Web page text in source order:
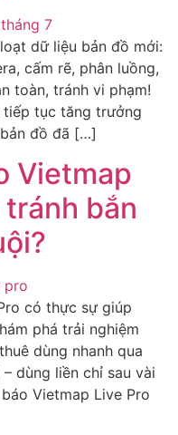
dữ liệu bản đồ mới:
cấm rẽ, phân luồng,
toàn, tránh vi phạm!
tục tăng trưởng
đồ đã […]
Vietmap
bắn
có thực sự giúp
phá trải nghiệm
dùng nhanh qua
dùng liền chỉ sau vài
Vietmap Live Pro